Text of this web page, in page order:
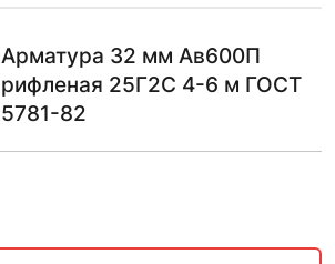
Арматура 32 мм Ав600П
рифленая 25Г2С 4-6 м ГОСТ
5781-82